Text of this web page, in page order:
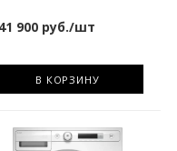
900руб./шт
В КОРЗИНУ